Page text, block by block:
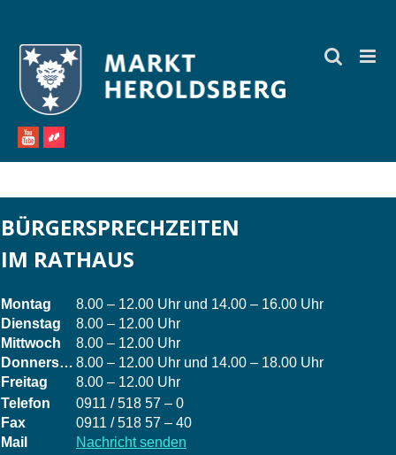
springen
BÜRGERSPRECHZEITEN
IM RATHAUS
Montag
8.00 – 12.00 Uhr und 14.00 – 16.00 Uhr
Dienstag
8.00 – 12.00 Uhr
Mittwoch
8.00 – 12.00 Uhr
Donnerstag 8.00 – 12.00 Uhr und 14.00 – 18.00 Uhr
Freitag
8.00 – 12.00 Uhr
Telefon
0911 / 518 57 – 0
Fax
0911 / 518 57 – 40
Mail
Nachricht senden